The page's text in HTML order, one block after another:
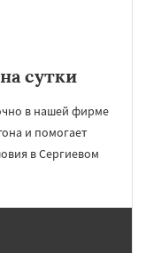
сутки
в нашей фирме
и помогает
в Сергиевом